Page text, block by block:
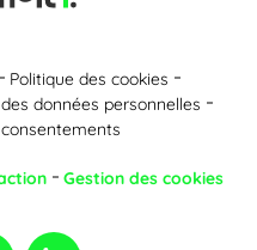
Politique des cookies
données personnelles
Gestion des cookies